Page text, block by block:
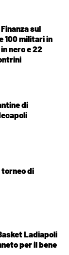
sul
100 militari in
nero e 22
di
torneo di
Ladiapoli
per il bene